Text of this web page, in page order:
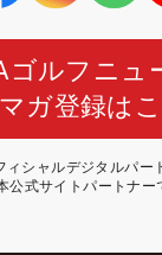
ゴルフニュ
ガ登録は
ィシャルデジタルパー
公式サイトパートナー